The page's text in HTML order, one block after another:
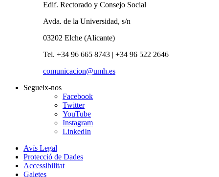
Edif. Rectorado y Consejo Social
Avda. de la Universidad, s/n
03202 Elche (Alicante)
Tel. +34 96 665 8743 | +34 96 522 2646
comunicacion@umh.es
Segueix-nos
Facebook
Twitter
YouTube
Instagram
LinkedIn
Avís Legal
Protecció de Dades
Accessibilitat
Galetes